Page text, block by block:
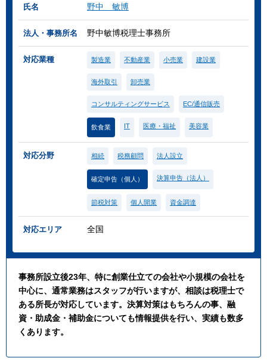
氏名 野中 敏博
法人・事務所名 野中敏博税理士事務所
対応業種 製造業 不動産業 小売業 建設業
海外取引 卸売業
コンサルティングサービス EC/通信販売
飲食業 IT 医療・福祉 美容業
対応分野 相続 税務顧問 法人設立
確定申告（個人） 決算申告（法人）
節税対策 個人開業 資金調達
対応エリア 全国
事務所設立後23年、特に創業仕立ての会社や小規模の会社を
中心に、通常業務はスタッフが行いますが、相談は税理士で
ある所長が対応しています。決算対策はもちろんの事、融
資・助成金・補助金についても情報提供を行い、実績も数多
くあります。